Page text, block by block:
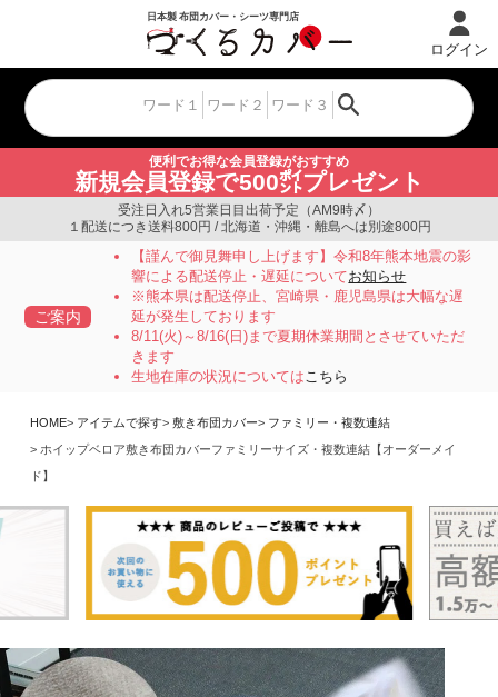
便利でお得な会員登録がおすすめ
新規会員登録で500㌽プレゼント
ログイン
受注日入れ5営業日目出荷予定（AM9時〆）
１配送につき送料800円 / 北海道・沖縄・離島へは別途800円
ご案内
【謹んで御見舞申し上げます】令和8年熊本地震の影
響による配送停止・遅延についてお知らせ
※熊本県は配送停止、宮崎県・鹿児島県は大幅な遅
延が発生しております
8/11(火)～8/16(日)まで夏期休業期間とさせていただ
きます
生地在庫の状況についてはこちら
HOME アイテムで探す 敷き布団カバー
ファミリー・複数連結
ホイップベロア敷き布団カバーファミリーサイズ・複数連結【オーダーメイ
ド】